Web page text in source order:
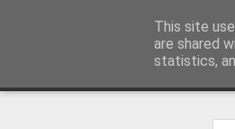
This site
are shared
statistics,
Istra photo blog